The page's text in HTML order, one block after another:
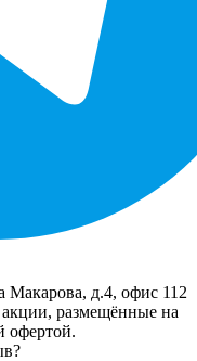
Макарова, д.4, офис 112
размещённые на
офертой.